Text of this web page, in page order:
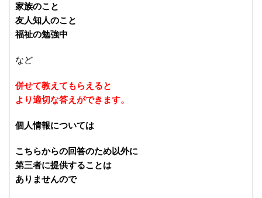
家族のこと
友人知人のこと
福祉の勉強中
など
併せて教えてもらえると
より適切な答えができます。
個人情報については
こちらからの回答のため以外に
第三者に提供することは
ありませんので